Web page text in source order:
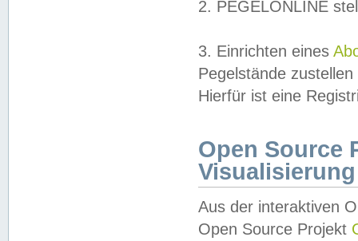
2. PEGELONLINE
3. Einrichten eines
Pegelstände
Hierfür ist eine
Open Source
Visualisierung
Aus der interaktiven
Open Source Projekt